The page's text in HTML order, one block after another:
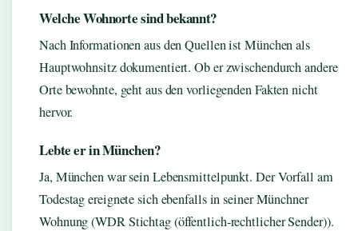
Welche Wohnorte sind bekannt?
Nach Informationen aus den Quellen ist München als
Hauptwohnsitz dokumentiert. Ob er zwischendurch andere
Orte bewohnte, geht aus den vorliegenden Fakten nicht
hervor.
Lebte er in München?
Ja, München war sein Lebensmittelpunkt. Der Vorfall am
Todestag ereignete sich ebenfalls in seiner Münchner
Wohnung (WDR Stichtag (öffentlich-rechtlicher Sender)).